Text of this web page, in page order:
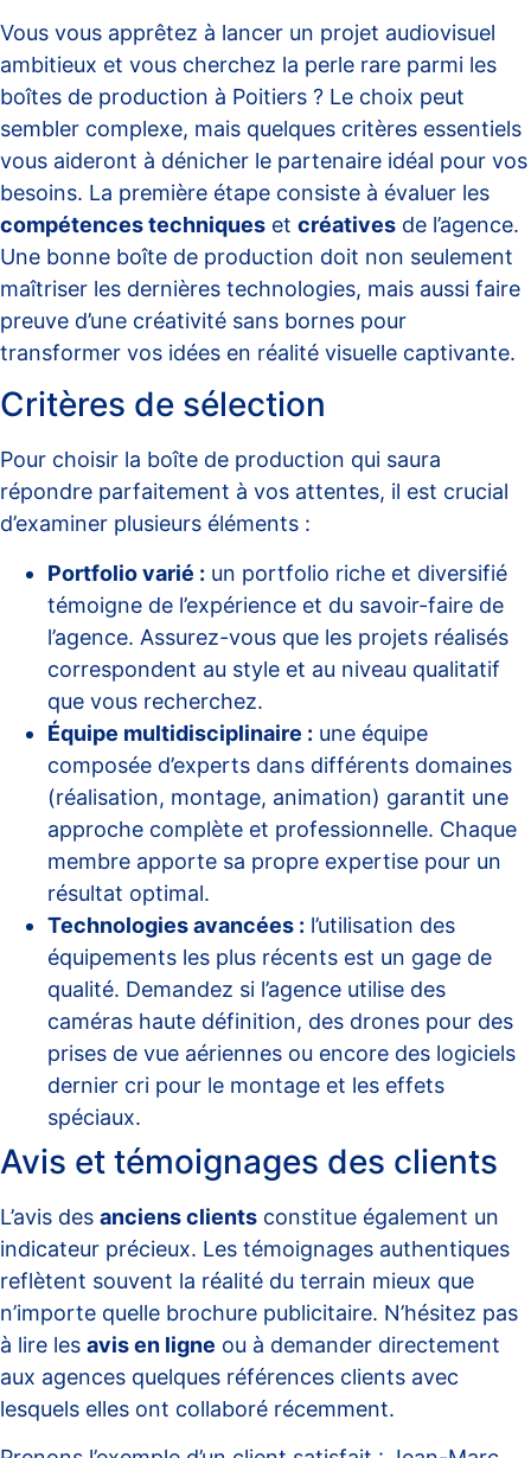
Vous vous apprêtez à lancer un projet audiovisuel
ambitieux et vous cherchez la perle rare parmi les
boîtes de production à Poitiers ? Le choix peut
sembler complexe, mais quelques critères essentiels
vous aideront à dénicher le partenaire idéal pour vos
besoins. La première étape consiste à évaluer les
compétences techniques et créatives de l’agence.
Une bonne boîte de production doit non seulement
maîtriser les dernières technologies, mais aussi faire
preuve d’une créativité sans bornes pour
transformer vos idées en réalité visuelle captivante.
Critères de sélection
Pour choisir la boîte de production qui saura
répondre parfaitement à vos attentes, il est crucial
d’examiner plusieurs éléments :
Portfolio varié : un portfolio riche et diversifié
témoigne de l’expérience et du savoir-faire de
l’agence. Assurez-vous que les projets réalisés
correspondent au style et au niveau qualitatif
que vous recherchez.
Équipe multidisciplinaire : une équipe
composée d’experts dans différents domaines
(réalisation, montage, animation) garantit une
approche complète et professionnelle. Chaque
membre apporte sa propre expertise pour un
résultat optimal.
Technologies avancées : l’utilisation des
équipements les plus récents est un gage de
qualité. Demandez si l’agence utilise des
caméras haute définition, des drones pour des
prises de vue aériennes ou encore des logiciels
dernier cri pour le montage et les effets
spéciaux.
Avis et témoignages des clients
L’avis des anciens clients constitue également un
indicateur précieux. Les témoignages authentiques
reflètent souvent la réalité du terrain mieux que
n’importe quelle brochure publicitaire. N’hésitez pas
à lire les avis en ligne ou à demander directement
aux agences quelques références clients avec
lesquels elles ont collaboré récemment.